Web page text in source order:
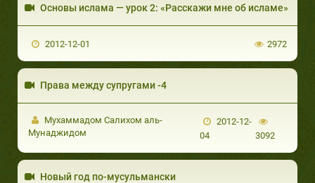
Основы ислама — урок 2: «Расскажи мне об исламе»
2012-12-01 2972
Права между супругами -4
Мухаммадом Салихом аль-
Мунаджидом
2012-12-
04
3092
Новый год по-мусульмански